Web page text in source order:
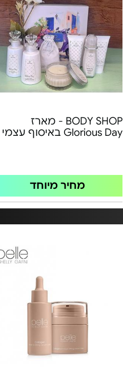
BODY SHOP - מארז
Glorious Day באיסוף עצמי
מחיר מיוחד